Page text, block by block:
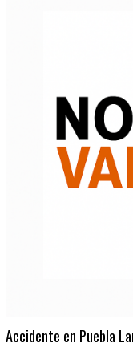
Accidente en Puebla